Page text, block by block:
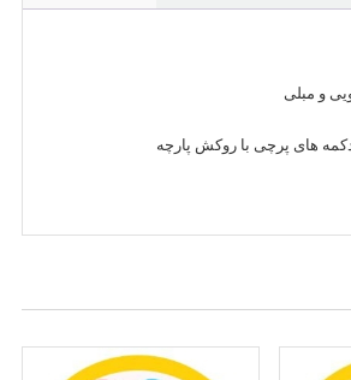
و مبلی
های پرچی با روکش پارچه